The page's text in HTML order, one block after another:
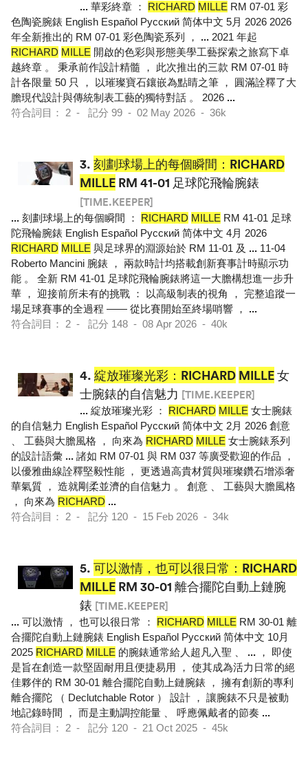
... 華彩終章 ： RICHARD MILLE RM 07-01 彩
色陶瓷腕錶 English Español Pусский 简体中文 5月 2026 2026
年全新推出的 RM 07-01 彩色陶瓷系列 ， ... 2021 年起
RICHARD MILLE 開啟的色彩與形態美學工藝探索之旅寫下卓
越終章 。 秉承前作設計精髓 ， 此次推出的三款 RM 07-01 時
計各限量 50 只 ， 以璀璨寶石鑲嵌為點睛之筆 ， 圓滿詮釋了大
膽現代設計與傳統制表工藝的獨特對話 。 2026 ...
符合詞目： 2 - 記分 99 - 02 May 2026 - 36k
3. 刻劃球場上的每個瞬間：RICHARD
MILLE RM 41-01 足球陀飛輪腕錶
[TIME.KEEPER]
... 刻劃球場上的每個瞬間 ： RICHARD MILLE RM 41-01 足球
陀飛輪腕錶 English Español Pусский 简体中文 4月 2026
RICHARD MILLE 與足球界的淵源始於 RM 11-01 及 ... 11-04
Roberto Mancini 腕錶 ， 兩款時計均搭載創新賽事計時顯示功
能 。 全新 RM 41-01 足球陀飛輪腕錶將這一大膽構想進一步升
華 ， 迎接前所未有的挑戰 ： 以高級制表的視角 ， 完整追蹤一
場足球賽事的全過程 —— 從比賽開始至終場哨響 ， ...
符合詞目： 2 - 記分 148 - 08 Apr 2026 - 40k
4. 綻放璀璨光彩：RICHARD MILLE女
士腕錶的自信魅力 [TIME.KEEPER]
... 綻放璀璨光彩 ： RICHARD MILLE 女士腕錶
的自信魅力 English Español Pусский 简体中文 2月 2026 創意
、 工藝與大膽風格 ， 向來為 RICHARD MILLE 女士腕錶系列
的設計語彙 ... 諸如 RM 07-01 與 RM 037 等廣受歡迎的作品 ，
以優雅曲線詮釋堅毅性能 ， 更透過高貴材質與璀璨鑽石增添奢
華氣質 ， 造就剛柔並濟的自信魅力 。 創意 、 工藝與大膽風格
， 向來為 RICHARD ...
符合詞目： 2 - 記分 120 - 15 Feb 2026 - 34k
5. 可以激情，也可以很日常：RICHARD
MILLE RM 30-01 離合擺陀自動上鏈腕
錶 [TIME.KEEPER]
... 可以激情 ， 也可以很日常 ： RICHARD MILLE RM 30-01 離
合擺陀自動上鏈腕錶 English Español Pусский 简体中文 10月
2025 RICHARD MILLE 的腕錶通常給人超凡入聖 、 ... ， 即使
是旨在創造一款堅固耐用且便捷易用 ， 使其成為活力日常的絕
佳夥伴的 RM 30-01 離合擺陀自動上鏈腕錶 ， 擁有創新的專利
離合擺陀 （ Declutchable Rotor ） 設計 ， 讓腕錶不只是被動
地記錄時間 ， 而是主動調控能量 、 呼應佩戴者的節奏 ...
符合詞目： 2 - 記分 120 - 21 Oct 2025 - 45k